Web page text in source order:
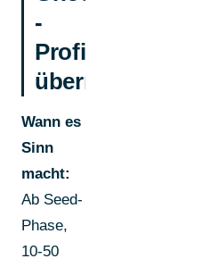
-
Profis
übernehmen
Wann es
Sinn
macht:
Ab Seed-
Phase,
10-50